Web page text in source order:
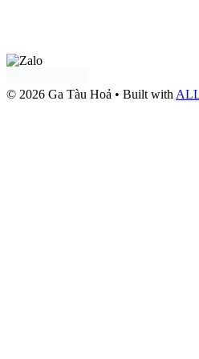
© 2026 Ga Tàu Hoả • Built with